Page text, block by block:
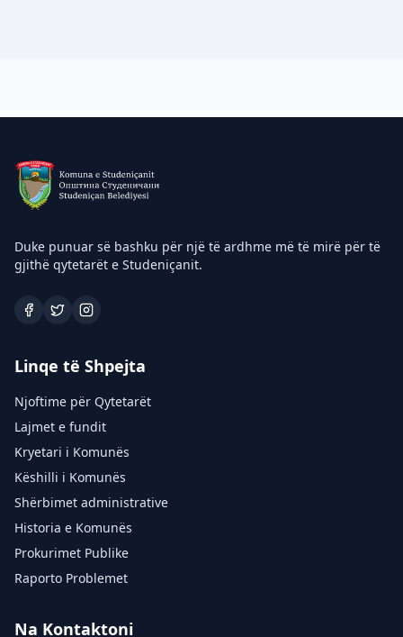
Duke punuar së bashku për një të ardhme më të mirë për të
gjithë qytetarët e Studeniçanit.
Linqe të Shpejta
Njoftime për Qytetarët
Lajmet e fundit
Kryetari i Komunës
Këshilli i Komunës
Shërbimet administrative
Historia e Komunës
Prokurimet Publike
Raporto Problemet
Na Kontaktoni